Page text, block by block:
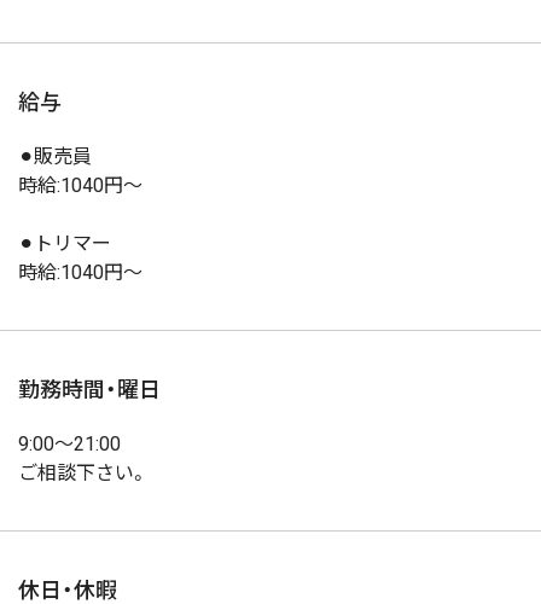
給与
⚫︎販売員
時給:1040円〜
⚫︎トリマー
時給:1040円〜
勤務時間・曜日
9:00〜21:00
ご相談下さい。
休日・休暇